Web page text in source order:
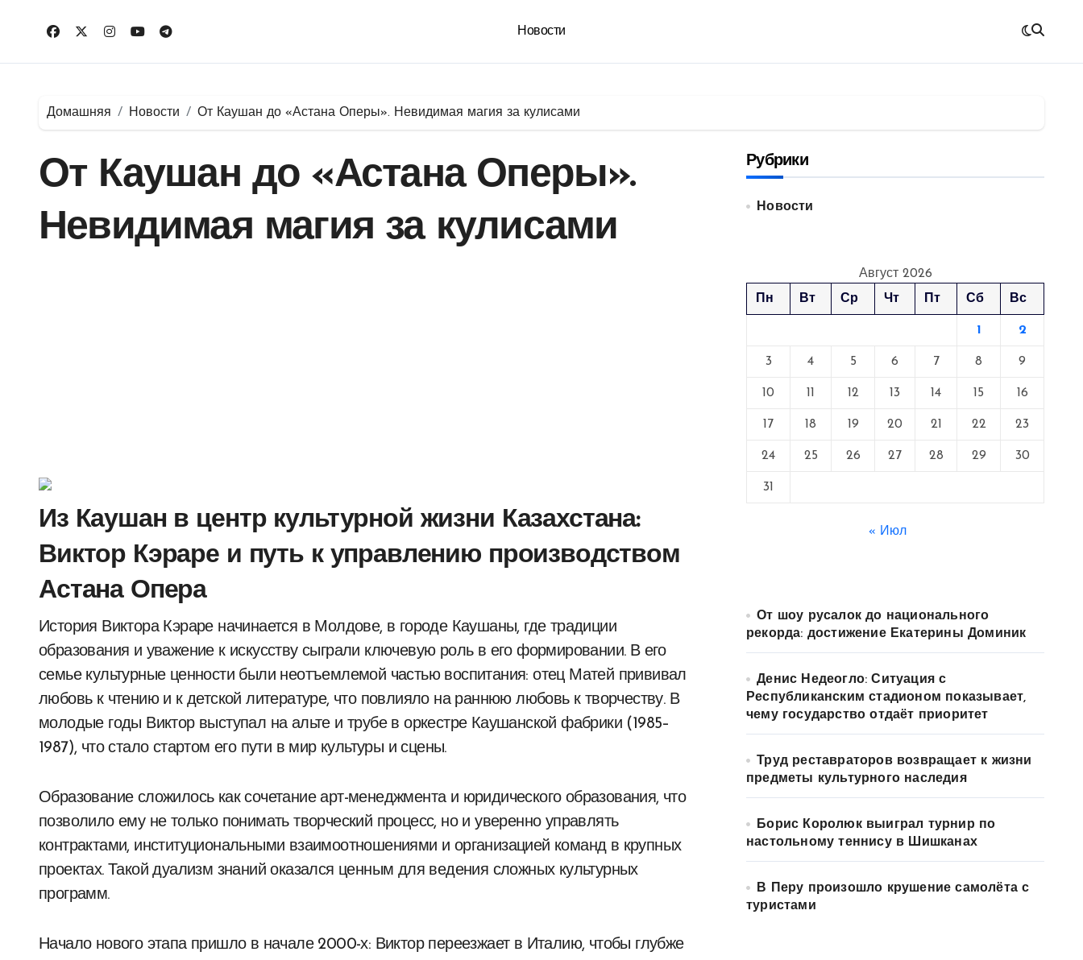
Новости
Домашняя Новости От Каушан до «Астана Оперы». Невидимая магия за кулисами
От Каушан до «Астана Оперы».
Невидимая магия за кулисами
Из Каушан в центр культурной жизни Казахстана:
Виктор Кэраре и путь к управлению производством
Астана Опера
История Виктора Кэраре начинается в Молдове, в городе Каушаны, где традиции
образования и уважение к искусству сыграли ключевую роль в его формировании. В его
семье культурные ценности были неотъемлемой частью воспитания: отец Матей прививал
любовь к чтению и к детской литературе, что повлияло на раннюю любовь к творчеству. В
молодые годы Виктор выступал на альте и трубе в оркестре Каушанской фабрики (1985–
1987), что стало стартом его пути в мир культуры и сцены.
Образование сложилось как сочетание арт-менеджмента и юридического образования, что
позволило ему не только понимать творческий процесс, но и уверенно управлять
контрактами, институциональными взаимоотношениями и организацией команд в крупных
проектах. Такой дуализм знаний оказался ценным для ведения сложных культурных
программ.
Начало нового этапа пришло в начале 2000-х: Виктор переезжает в Италию, чтобы глубже
Рубрики
Новости
Август 2026
Пн
Вт Ср Чт Пт Сб Вс
1 2
3 4 5 6 7 8 9
10 11 12 13 14 15 16
17 18 19 20 21 22 23
24 25 26 27 28 29 30
31
« Июл
От шоу русалок до национального
рекорда: достижение Екатерины Доминик
Денис Недеогло: Ситуация с
Республиканским стадионом показывает,
чему государство отдаёт приоритет
Труд реставраторов возвращает к жизни
предметы культурного наследия
Борис Королюк выиграл турнир по
настольному теннису в Шишканах
В Перу произошло крушение самолёта с
туристами